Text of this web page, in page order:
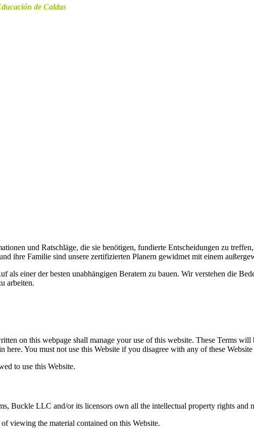
de Caldas
und Ratschläge, die sie benötigen, fundierte Entscheidungen zu
ihre Familie sind unsere zertifizierten Planern gewidmet mit einem
als einer der besten unabhängigen Beratern zu bauen. Wir verstehen die
arbeiten.
on this webpage shall manage your use of this website. These Terms
here. You must not use this Website if you disagree with any of these
to use this Website.
Buckle LLC and/or its licensors own all the intellectual property rights and
viewing the material contained on this Website.